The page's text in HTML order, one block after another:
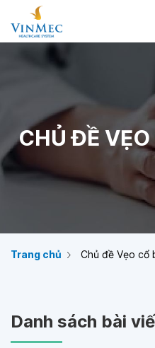
CHỦ ĐỀ
Trang chủ Chủ đề Vẹo cổ
Danh sách bài